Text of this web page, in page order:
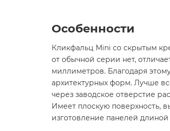
Особенности
Кликфальц Mini со скрытым
от обычной серии нет,
миллиметров. Благодаря
архитектурных форм. Лучше
через заводское отверстие
Имеет плоскую поверхность,
изготовление панелей длиной